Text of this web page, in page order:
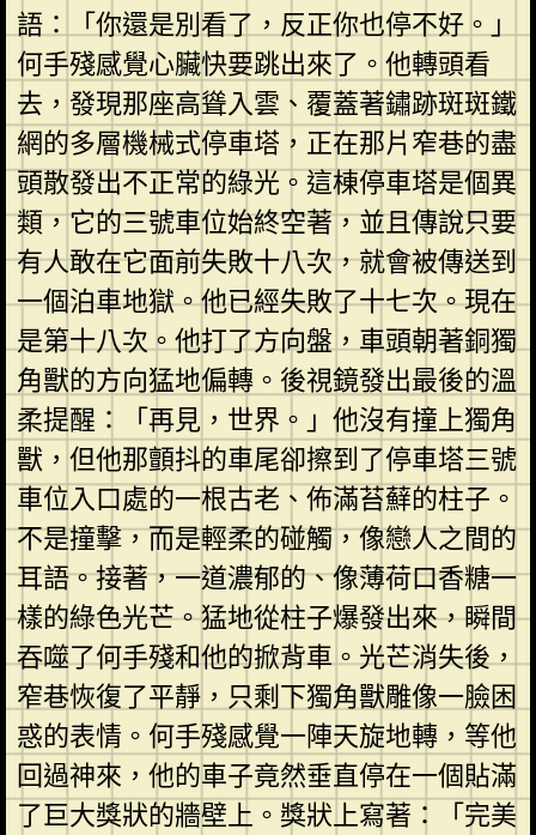
語：「你還是別看了，反正你也停不好。」
何手殘感覺心臟快要跳出來了。他轉頭看
去，發現那座高聳入雲、覆蓋著鏽跡斑斑鐵
網的多層機械式停車塔，正在那片窄巷的盡
頭散發出不正常的綠光。這棟停車塔是個異
類，它的三號車位始終空著，並且傳說只要
有人敢在它面前失敗十八次，就會被傳送到
一個泊車地獄。他已經失敗了十七次。現在
是第十八次。他打了方向盤，車頭朝著銅獨
角獸的方向猛地偏轉。後視鏡發出最後的溫
柔提醒：「再見，世界。」他沒有撞上獨角
獸，但他那顫抖的車尾卻擦到了停車塔三號
車位入口處的一根古老、佈滿苔蘚的柱子。
不是撞擊，而是輕柔的碰觸，像戀人之間的
耳語。接著，一道濃郁的、像薄荷口香糖一
樣的綠色光芒。猛地從柱子爆發出來，瞬間
吞噬了何手殘和他的掀背車。光芒消失後，
窄巷恢復了平靜，只剩下獨角獸雕像一臉困
惑的表情。何手殘感覺一陣天旋地轉，等他
回過神來，他的車子竟然垂直停在一個貼滿
了巨大獎狀的牆壁上。獎狀上寫著：「完美